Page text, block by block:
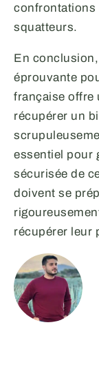
confrontations
squatteurs.
En
éprouvante
française offre
récupérer un
essentiel pour
sécurisée de
doivent se
récupérer leur